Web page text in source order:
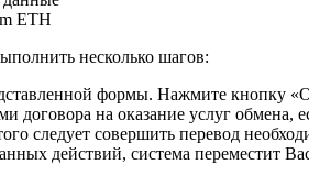
ETH
несколько шагов:
формы. Нажмите кнопку
договора на оказание услуг
следует совершить перевод
действий, система переместит